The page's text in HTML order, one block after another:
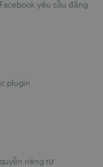
yêu cầu đăng
plugin
riêng tư